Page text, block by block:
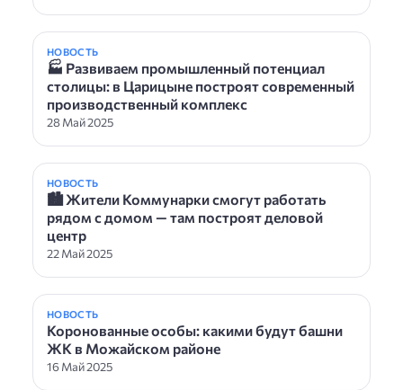
НОВОСТЬ
🏭 Развиваем промышленный потенциал
столицы: в Царицыне построят современный
производственный комплекс
28 Май 2025
НОВОСТЬ
🏙 Жители Коммунарки смогут работать
рядом с домом — там построят деловой
центр
22 Май 2025
НОВОСТЬ
Коронованные особы: какими будут башни
ЖК в Можайском районе
16 Май 2025